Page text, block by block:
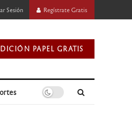
Sesión Regístrate Gratis
PAPEL GRATIS